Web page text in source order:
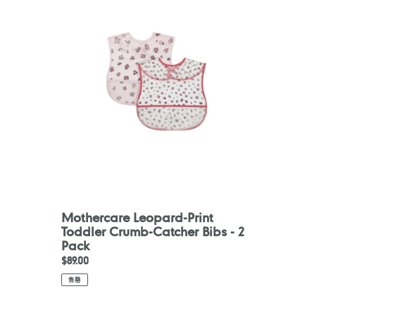
Mothercare Leopard-Print
Toddler Crumb-Catcher Bibs - 2
Pack
定
價
$89.00
售罄